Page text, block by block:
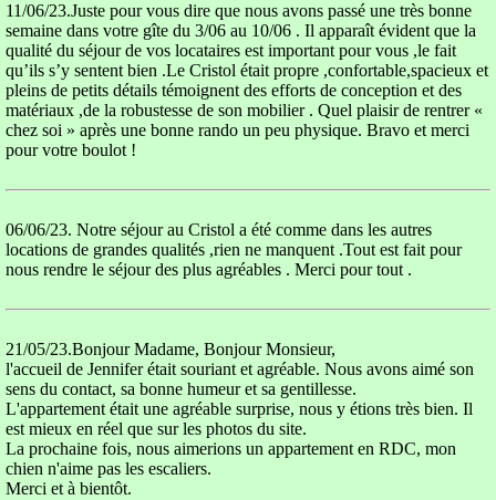
11/06/23.Juste pour vous dire que nous avons passé une très bonne
semaine dans votre gîte du 3/06 au 10/06 . Il apparaît évident que la
qualité du séjour de vos locataires est important pour vous ,le fait
qu’ils s’y sentent bien .Le Cristol était propre ,confortable,spacieux et
pleins de petits détails témoignent des efforts de conception et des
matériaux ,de la robustesse de son mobilier . Quel plaisir de rentrer «
chez soi » après une bonne rando un peu physique. Bravo et merci
pour votre boulot !
06/06/23. Notre séjour au Cristol a été comme dans les autres
locations de grandes qualités ,rien ne manquent .Tout est fait pour
nous rendre le séjour des plus agréables . Merci pour tout .
21/05/23.Bonjour Madame, Bonjour Monsieur,
l'accueil de Jennifer était souriant et agréable. Nous avons aimé son
sens du contact, sa bonne humeur et sa gentillesse.
L'appartement était une agréable surprise, nous y étions très bien. Il
est mieux en réel que sur les photos du site.
La prochaine fois, nous aimerions un appartement en RDC, mon
chien n'aime pas les escaliers.
Merci et à bientôt.